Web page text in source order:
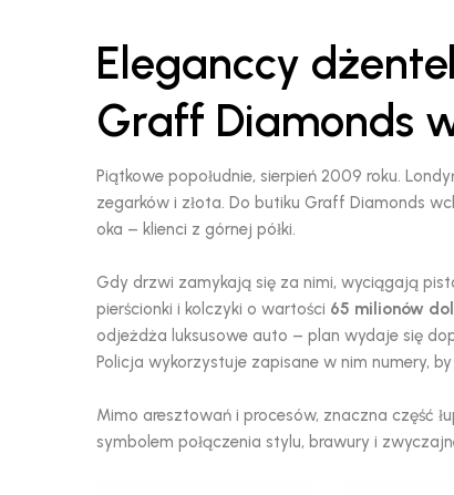
Eleganccy
Graff Diamonds
Piątkowe popołudnie, sierpień 2009 roku.
zegarków i złota. Do butiku Graff Diamonds
oka – klienci z górnej półki.
Gdy drzwi zamykają się za nimi, wyciągają
pierścionki i kolczyki o wartości 65 milionów
odjeżdża luksusowe auto – plan wydaje się
Policja wykorzystuje zapisane w nim numery,
Mimo aresztowań i procesów, znaczna część
symbolem połączenia stylu, brawury i